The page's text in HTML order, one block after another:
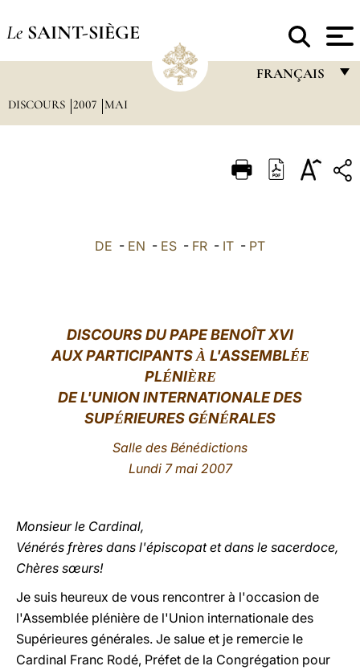
Le SAINT-SIÈGE
FRANÇAIS
ITALIANO
العربيّة
中文
DISCOURS 2007 MAI
DE - EN - ES - FR - IT - PT
DISCOURS DU PAPE BENOÎT XVI
AUX PARTICIPANTSÀ L'ASSEMBLÉE
PLÉNIÈRE
DE L'UNION INTERNATIONALE DES
SUPÉRIEURES GÉNÉRALES
Salle des Bénédictions
Lundi 7 mai 2007
Monsieur le Cardinal,
Vénérés frères dans l'épiscopat et dans le sacerdoce,
Chères sœurs!
Je suis heureux de vous rencontrer à l'occasion de
l'Assemblée plénière de l'Union internationale des
Supérieures générales. Je salue et je remercie le
Cardinal Franc Rodé, Préfet de la Congrégation pour